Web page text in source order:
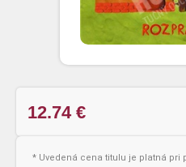
12.74€
* Uvedená cena titulu je platná pri